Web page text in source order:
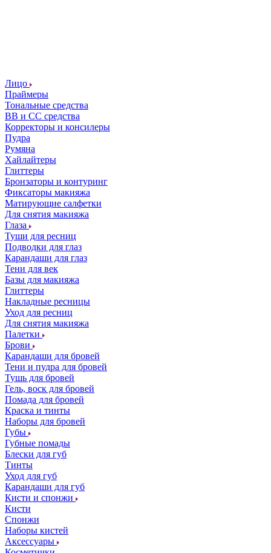
Лицо
Праймеры
Тональные средства
ВВ и СС средства
Корректоры и консилеры
Пудра
Румяна
Хайлайтеры
Глиттеры
Бронзаторы и контуринг
Фиксаторы макияжа
Матирующие салфетки
Для снятия макияжа
Глаза
Туши для ресниц
Подводки для глаз
Карандаши для глаз
Тени для век
Базы для макияжа
Глиттеры
Накладные ресницы
Уход для ресниц
Для снятия макияжа
Палетки
Брови
Карандаши для бровей
Тени и пудра для бровей
Тушь для бровей
Гель, воск для бровей
Помада для бровей
Краска и тинты
Наборы для бровей
Губы
Губные помады
Блески для губ
Тинты
Уход для губ
Карандаши для губ
Кисти и спонжи
Кисти
Спонжи
Наборы кистей
Аксессуары